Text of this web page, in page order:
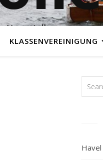
Hansajollen
KLASSENVEREINIGUNG